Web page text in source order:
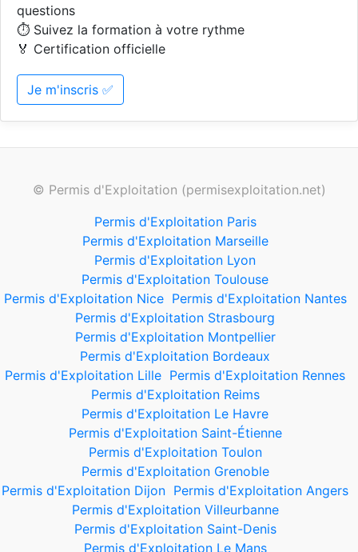
questions
⏱️ Suivez la formation à votre rythme
🏅 Certification officielle
Je m'inscris ✅
© Permis d'Exploitation (permisexploitation.net)
Permis d'Exploitation Paris
Permis d'Exploitation Marseille
Permis d'Exploitation Lyon
Permis d'Exploitation Toulouse
Permis d'Exploitation Nice Permis d'Exploitation Nantes
Permis d'Exploitation Strasbourg
Permis d'Exploitation Montpellier
Permis d'Exploitation Bordeaux
Permis d'Exploitation Lille Permis d'Exploitation Rennes
Permis d'Exploitation Reims
Permis d'Exploitation Le Havre
Permis d'Exploitation Saint-Étienne
Permis d'Exploitation Toulon
Permis d'Exploitation Grenoble
Permis d'Exploitation Dijon Permis d'Exploitation Angers
Permis d'Exploitation Villeurbanne
Permis d'Exploitation Saint-Denis
Permis d'Exploitation Le Mans